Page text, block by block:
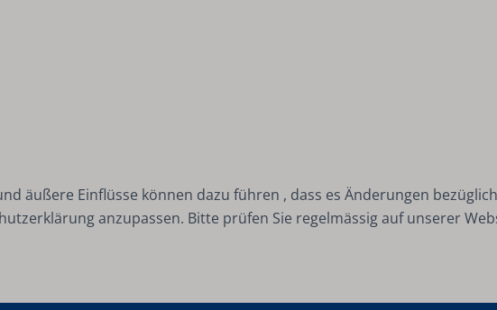
äußere Einflüsse können dazu führen , dass es Änderungen
anzupassen. Bitte prüfen Sie regelmässig auf unserer